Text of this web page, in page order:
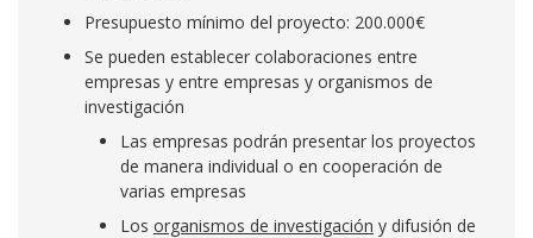
Presupuesto mínimo del proyecto: 200.000€
Se pueden establecer colaboraciones entre
empresas y entre empresas y organismos de
investigación
Las empresas podrán presentar los proyectos
de manera individual o en cooperación de
varias empresas
Los organismos de investigación y difusión de